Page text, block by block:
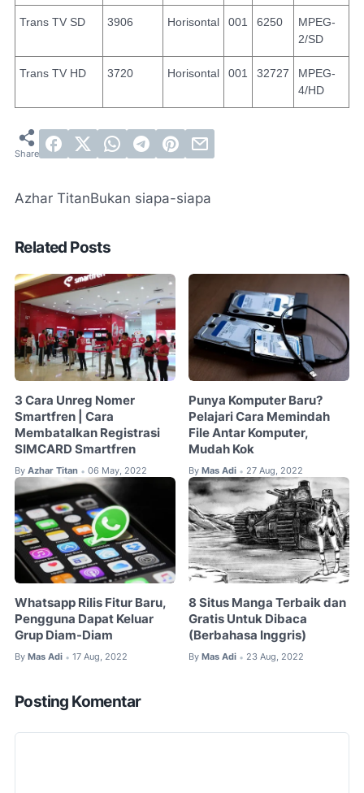
Trans TV SD 3906 Horisontal 001 6250
MPEG-
2/SD
Trans TV HD 3720 Horisontal 001 32727
MPEG-
4/HD
Azhar TitanBukan siapa-siapa
Related Posts
3 Cara Unreg Nomer
Smartfren | Cara
Membatalkan Registrasi
SIMCARD Smartfren
By Azhar Titan • 06 May, 2022
Punya Komputer Baru?
Pelajari Cara Memindah
File Antar Komputer,
Mudah Kok
By Mas Adi • 27 Aug, 2022
Whatsapp Rilis Fitur Baru,
Pengguna Dapat Keluar
Grup Diam-Diam
By Mas Adi • 17 Aug, 2022
8 Situs Manga Terbaik dan
Gratis Untuk Dibaca
(Berbahasa Inggris)
By Mas Adi • 23 Aug, 2022
Posting Komentar